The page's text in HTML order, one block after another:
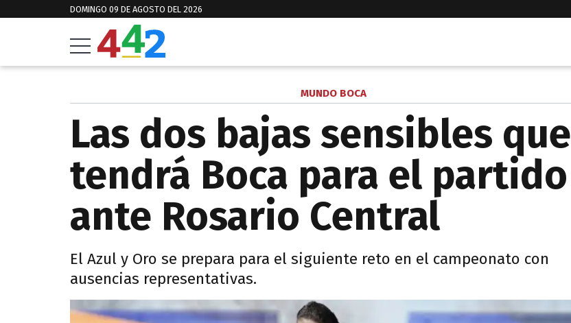
DOMINGO 09 DE AGOSTO DEL 2026
MUNDO BOCA
Las dos bajas sensibles que
tendrá Boca para el partido
ante Rosario Central
El Azul y Oro se prepara para el siguiente reto en el campeonato con
ausencias representativas.